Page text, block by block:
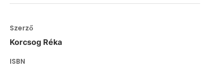
Szerző
Korcsog Réka
ISBN